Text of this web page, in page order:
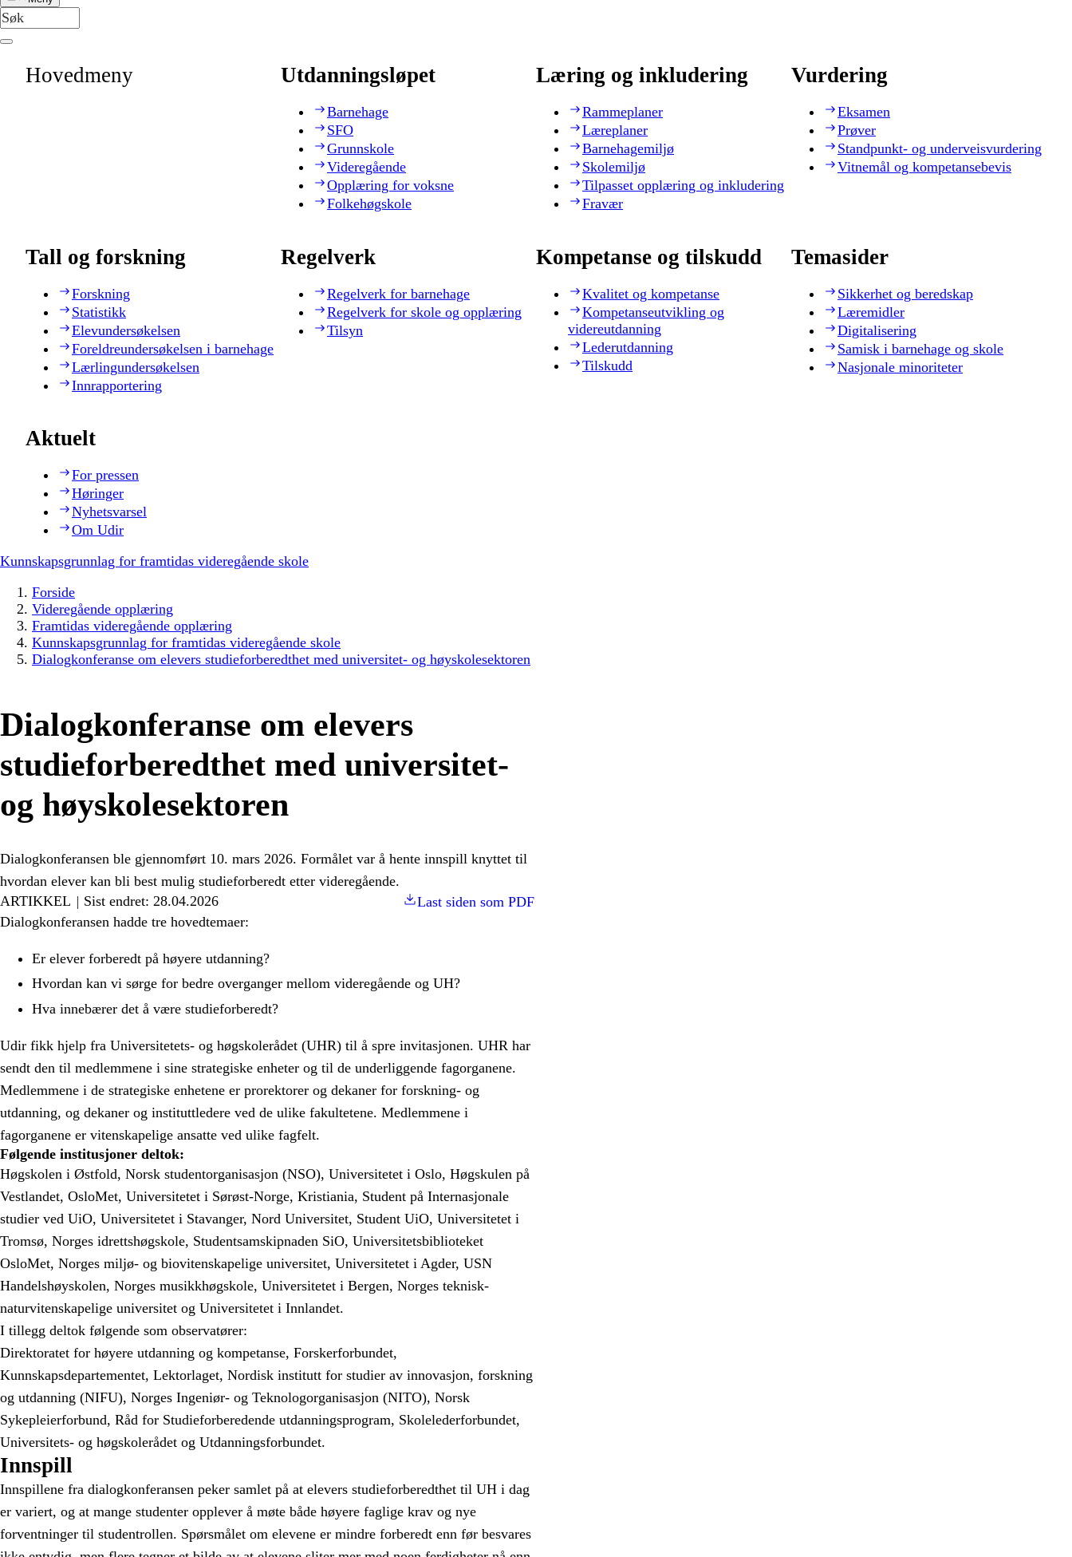
Hovedmeny Utdanningsløpet
Barnehage
SFO
Grunnskole
Videregående
Opplæring for voksne
Folkehøgskole
Læring og inkludering
Rammeplaner
Læreplaner
Barnehagemiljø
Skolemiljø
Tilpasset opplæring og inkludering
Fravær
Vurdering
Eksamen
Prøver
Standpunkt- og underveisvurdering
Vitnemål og kompetansebevis
Tall og forskning
Forskning
Statistikk
Elevundersøkelsen
Foreldreundersøkelsen i barnehage
Lærlingundersøkelsen
Innrapportering
Regelverk
Regelverk for barnehage
Regelverk for skole og opplæring
Tilsyn
Kompetanse og tilskudd
Kvalitet og kompetanse
Kompetanseutvikling og
videreutdanning
Lederutdanning
Tilskudd
Temasider
Sikkerhet og beredskap
Læremidler
Digitalisering
Samisk i barnehage og skole
Nasjonale minoriteter
Aktuelt
For pressen
Høringer
Nyhetsvarsel
Om Udir
Kunnskapsgrunnlag for framtidas videregående skole
Forside
Videregående opplæring
Framtidas videregående opplæring
Kunnskapsgrunnlag for framtidas videregående skole
Dialogkonferanse om elevers studieforberedthet med universitet- og høyskolesektoren
Dialogkonferanse om elevers
studieforberedthet med universitet-
og høyskolesektoren
Dialogkonferansen ble gjennomført 10. mars 2026. Formålet var å hente innspill knyttet til
hvordan elever kan bli best mulig studieforberedt etter videregående.
ARTIKKEL
Sist endret: 28.04.2026
Last siden som PDF
Dialogkonferansen hadde tre hovedtemaer:
Er elever forberedt på høyere utdanning?
Hvordan kan vi sørge for bedre overganger mellom videregående og UH?
Hva innebærer det å være studieforberedt?
Udir fikk hjelp fra Universitetets- og høgskolerådet (UHR) til å spre invitasjonen. UHR har
sendt den til medlemmene i sine strategiske enheter og til de underliggende fagorganene.
Medlemmene i de strategiske enhetene er prorektorer og dekaner for forskning- og
utdanning, og dekaner og instituttledere ved de ulike fakultetene. Medlemmene i
fagorganene er vitenskapelige ansatte ved ulike fagfelt.
Følgende institusjoner deltok:
Høgskolen i Østfold, Norsk studentorganisasjon (NSO), Universitetet i Oslo, Høgskulen på
Vestlandet, OsloMet, Universitetet i Sørøst-Norge, Kristiania, Student på Internasjonale
studier ved UiO, Universitetet i Stavanger, Nord Universitet, Student UiO, Universitetet i
Tromsø, Norges idrettshøgskole, Studentsamskipnaden SiO, Universitetsbiblioteket
OsloMet, Norges miljø- og biovitenskapelige universitet, Universitetet i Agder, USN
Handelshøyskolen, Norges musikkhøgskole, Universitetet i Bergen, Norges teknisk-
naturvitenskapelige universitet og Universitetet i Innlandet.
I tillegg deltok følgende som observatører:
Direktoratet for høyere utdanning og kompetanse, Forskerforbundet,
Kunnskapsdepartementet, Lektorlaget, Nordisk institutt for studier av innovasjon, forskning
og utdanning (NIFU), Norges Ingeniør- og Teknologorganisasjon (NITO), Norsk
Sykepleierforbund, Råd for Studieforberedende utdanningsprogram, Skolelederforbundet,
Universitets- og høgskolerådet og Utdanningsforbundet.
Innspill
Innspillene fra dialogkonferansen peker samlet på at elevers studieforberedthet til UH i dag
er variert, og at mange studenter opplever å møte både høyere faglige krav og nye
forventninger til studentrollen. Spørsmålet om elevene er mindre forberedt enn før besvares